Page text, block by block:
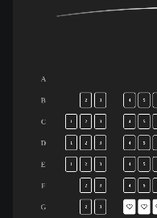
A
B
C
D
E
F
G
2 3 4 5
1 2 3 4 5
1 2 3 4 5
1 2 3 4 5
2 3 4 5
2 3